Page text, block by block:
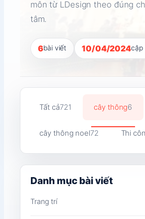
môn từ LDesign theo đúng
tâm.
6bài viết 10/04/2024cập
Tất cả721 cây thông6
cây thông noel72 Thi
Danh mục bài viết
Trang trí